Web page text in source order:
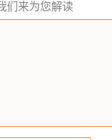
们来为您解读